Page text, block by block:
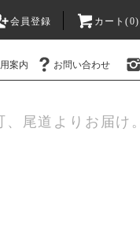
会員登録 カート(0)
案内 お問い合わせ
尾道よりお届け。